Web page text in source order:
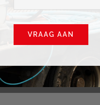
VRAAG AAN